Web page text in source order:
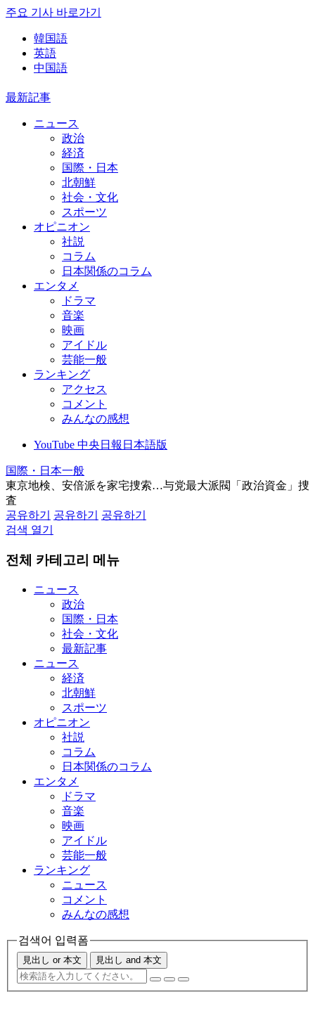
주요 기사 바로가기
韓国語
英語
中国語
最新記事
ニュース
政治
経済
国際・日本
北朝鮮
社会・文化
スポーツ
オピニオン
社説
コラム
日本関係のコラム
エンタメ
ドラマ
音楽
映画
アイドル
芸能一般
ランキング
アクセス
コメント
みんなの感想
YouTube 中央日報日本語版
国際・日本一般
東京地検、安倍派を家宅捜索…与党最大派閥「政治資金」捜
査
공유하기
공유하기
공유하기
검색 열기
전체 카테고리 메뉴
ニュース
政治
国際・日本
社会・文化
最新記事
ニュース
経済
北朝鮮
スポーツ
オピニオン
社説
コラム
日本関係のコラム
エンタメ
ドラマ
音楽
映画
アイドル
芸能一般
ランキング
ニュース
コメント
みんなの感想
검색어 입력폼
見出し or 本文 見出し and 本文